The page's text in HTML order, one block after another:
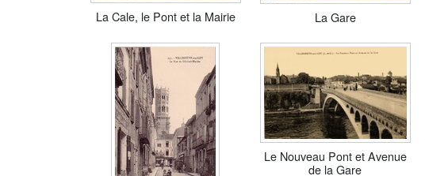
La Cale, le Pont et la Mairie La Gare
Le Nouveau Pont et Avenue
de la Gare